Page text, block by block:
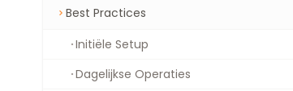
Best Practices
Initiële Setup
Dagelijkse Operaties